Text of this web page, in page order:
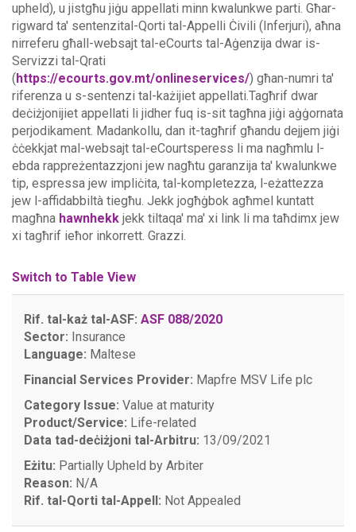
upheld), u jistgħu jiġu appellati minn kwalunkwe parti. Għar-
rigward ta' sentenzital-Qorti tal-Appelli Ċivili (Inferjuri), aħna
nirreferu għall-websajt tal-eCourts tal-Aġenzija dwar is-
Servizzi tal-Qrati
(https://ecourts.gov.mt/onlineservices/) għan-numri ta'
riferenza u s-sentenzi tal-każijiet appellati.Tagħrif dwar
deċiżjonijiet appellati li jidher fuq is-sit tagħna jiġi aġġornata
perjodikament. Madankollu, dan it-tagħrif għandu dejjem jiġi
ċċekkjat mal-websajt tal-eCourtsperess li ma nagħmlu l-
ebda rappreżentazzjoni jew nagħtu garanzija ta' kwalunkwe
tip, espressa jew impliċita, tal-kompletezza, l-eżattezza
jew l-affidabbiltà tiegħu. Jekk jogħġbok agħmel kuntatt
magħna hawnhekk jekk tiltaqa' ma' xi link li ma taħdimx jew
xi tagħrif ieħor inkorrett. Grazzi.
Switch to Table View
Rif. tal-każ tal-ASF: ASF 088/2020
Sector: Insurance
Language: Maltese
Financial Services Provider: Mapfre MSV Life plc
Category Issue: Value at maturity
Product/Service: Life-related
Data tad-deċiżjoni tal-Arbitru: 13/09/2021
Eżitu: Partially Upheld by Arbiter
Reason: N/A
Rif. tal-Qorti tal-Appell: Not Appealed